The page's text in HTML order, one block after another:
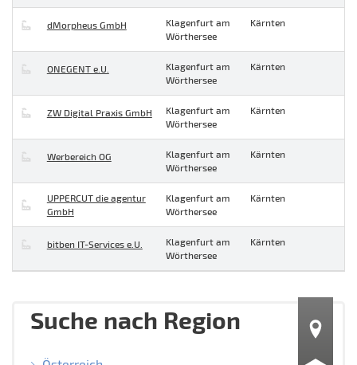
dMorpheus GmbH
Klagenfurt am
Wörthersee
Kärnten
ONEGENT e.U.
Klagenfurt am
Wörthersee
Kärnten
ZW Digital Praxis GmbH
Klagenfurt am
Wörthersee
Kärnten
Werbereich OG
Klagenfurt am
Wörthersee
Kärnten
UPPERCUT die agentur
GmbH
Klagenfurt am
Wörthersee
Kärnten
bitben IT-Services e.U.
Klagenfurt am
Wörthersee
Kärnten
Suche nach Region